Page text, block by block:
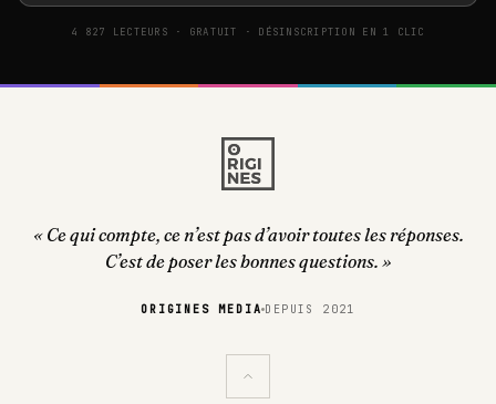
4 827 LECTEURS · GRATUIT · DÉSINSCRIPTION EN 1 CLIC
« Ce qui compte, ce n’est pas d’avoir toutes les réponses.
C’est de poser les bonnes questions. »
ORIGINES MEDIA DEPUIS 2021